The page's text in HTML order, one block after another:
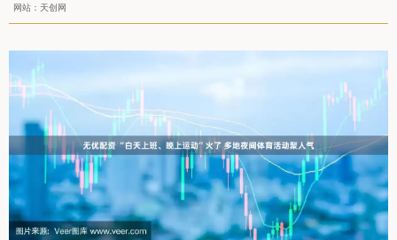
网站：天创网